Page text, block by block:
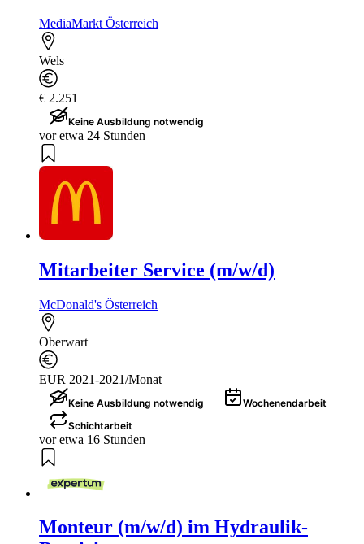
MediaMarkt Österreich
Wels
€ 2.251
Keine Ausbildung notwendig
vor etwa 24 Stunden
Mitarbeiter Service (m/w/d)
McDonald's Österreich
Oberwart
EUR 2021-2021/Monat
Keine Ausbildung notwendig
Wochenendarbeit
Schichtarbeit
vor etwa 16 Stunden
Monteur (m/w/d) im Hydraulik-